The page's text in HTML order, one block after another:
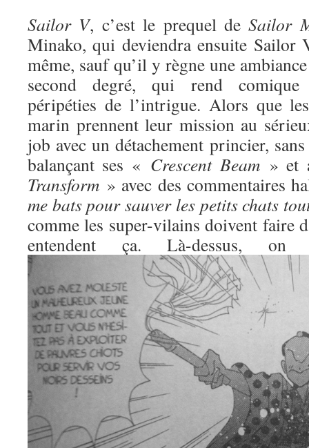
Sailor V, c’est le prequel deSailor
Minako, qui deviendra ensuite Sailor
même, sauf qu’il y règne une
second degré, qui rend comique
péripéties de l’intrigue. Alors que
marin prennent leur mission au
job avec un détachement princier,
balançant ses « Crescent Beam» et
Transform » avec des commentaires
me bats pour sauver les petits chats
comme les super-vilains doivent faire
entendent ça. Là-dessus,